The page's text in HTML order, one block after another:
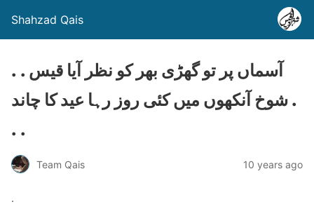
Shahzad Qais
. . آسماں پر تو گھڑی بھر کو نظر آیا قیس
شوخ آنکھوں میں کئی روز رہا عید کا چاند .
. .
Team Qais 10 years ago
.